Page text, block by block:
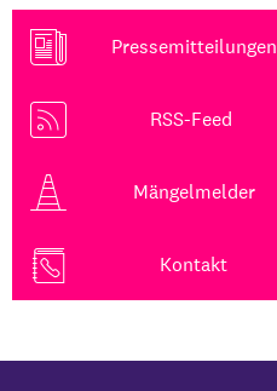
Pressemitteilungen
RSS-Feed
Mängelmelder
Kontakt